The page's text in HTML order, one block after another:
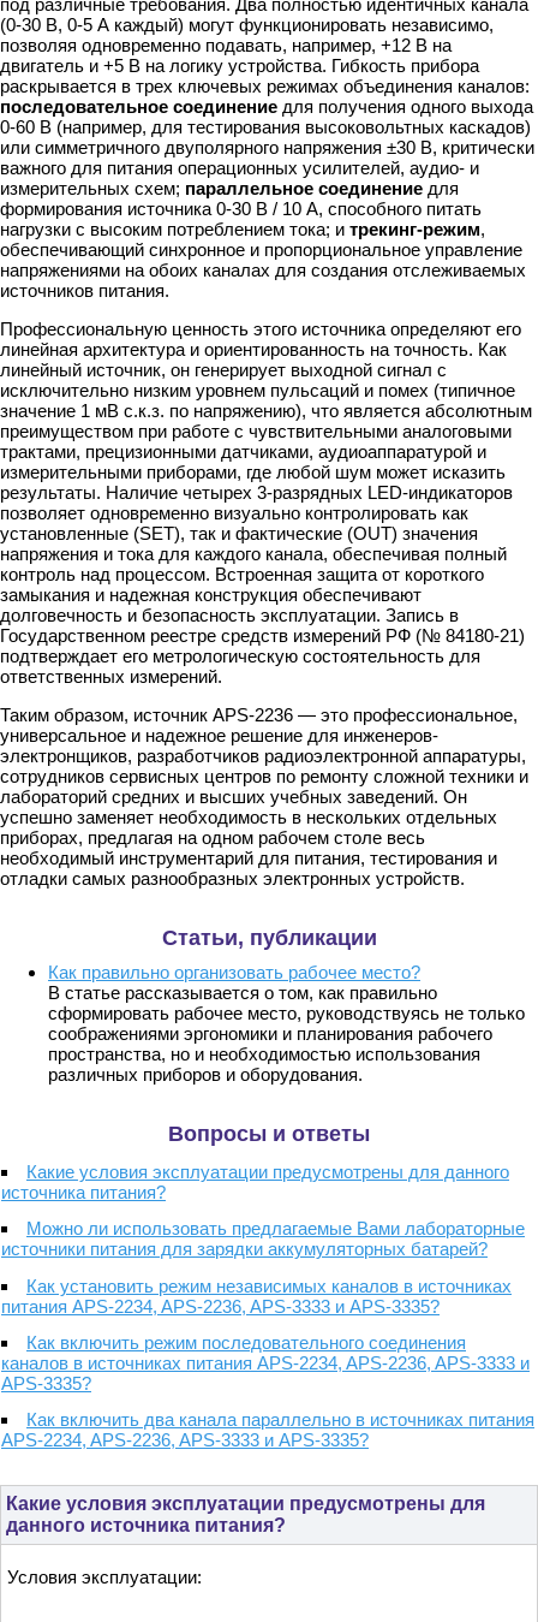
под различные требования. Два полностью идентичных канала
(0-30 В, 0-5 А каждый) могут функционировать независимо,
позволяя одновременно подавать, например, +12 В на
двигатель и +5 В на логику устройства. Гибкость прибора
раскрывается в трех ключевых режимах объединения каналов:
последовательное соединение для получения одного выхода
0-60 В (например, для тестирования высоковольтных каскадов)
или симметричного двуполярного напряжения ±30 В, критически
важного для питания операционных усилителей, аудио- и
измерительных схем; параллельное соединение для
формирования источника 0-30 В / 10 А, способного питать
нагрузки с высоким потреблением тока; и трекинг-режим,
обеспечивающий синхронное и пропорциональное управление
напряжениями на обоих каналах для создания отслеживаемых
источников питания.
Профессиональную ценность этого источника определяют его
линейная архитектура и ориентированность на точность. Как
линейный источник, он генерирует выходной сигнал с
исключительно низким уровнем пульсаций и помех (типичное
значение 1 мВ с.к.з. по напряжению), что является абсолютным
преимуществом при работе с чувствительными аналоговыми
трактами, прецизионными датчиками, аудиоаппаратурой и
измерительными приборами, где любой шум может исказить
результаты. Наличие четырех 3-разрядных LED-индикаторов
позволяет одновременно визуально контролировать как
установленные (SET), так и фактические (OUT) значения
напряжения и тока для каждого канала, обеспечивая полный
контроль над процессом. Встроенная защита от короткого
замыкания и надежная конструкция обеспечивают
долговечность и безопасность эксплуатации. Запись в
Государственном реестре средств измерений РФ (№ 84180-21)
подтверждает его метрологическую состоятельность для
ответственных измерений.
Таким образом, источник APS-2236 — это профессиональное,
универсальное и надежное решение для инженеров-
электронщиков, разработчиков радиоэлектронной аппаратуры,
сотрудников сервисных центров по ремонту сложной техники и
лабораторий средних и высших учебных заведений. Он
успешно заменяет необходимость в нескольких отдельных
приборах, предлагая на одном рабочем столе весь
необходимый инструментарий для питания, тестирования и
отладки самых разнообразных электронных устройств.
Статьи, публикации
Как правильно организовать рабочее место?
В статье рассказывается о том, как правильно
сформировать рабочее место, руководствуясь не только
соображениями эргономики и планирования рабочего
пространства, но и необходимостью использования
различных приборов и оборудования.
Вопросы и ответы
Какие условия эксплуатации предусмотрены для данного
источника питания?
Можно ли использовать предлагаемые Вами лабораторные
источники питания для зарядки аккумуляторных батарей?
Как установить режим независимых каналов в источниках
питания APS-2234, APS-2236, APS-3333 и APS-3335?
Как включить режим последовательного соединения
каналов в источниках питания APS-2234, APS-2236, APS-3333 и
APS-3335?
Как включить два канала параллельно в источниках питания
APS-2234, APS-2236, APS-3333 и APS-3335?
Какие условия эксплуатации предусмотрены для
данного источника питания?
Условия эксплуатации: